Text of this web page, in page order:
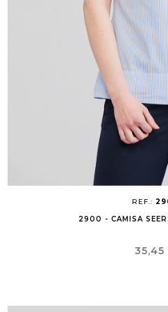
REF.:
2900 - CAMISA
Precio
35,45